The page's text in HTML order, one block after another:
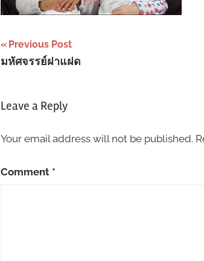
Post
navigation
Previous Post
มหัศจรรย์ฝาแฝด
Leave a Reply
Your email address will not be published.
Comment *